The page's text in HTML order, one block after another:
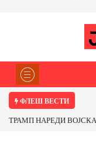
ФЛЕШ ВЕСТИ
ТРАМП НАРЕДИ